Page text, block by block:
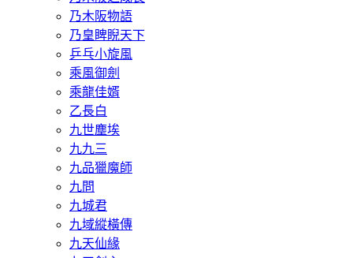
乃木阪物語
乃皇睥睨天下
乒乓小旋風
乘風御劍
乘龍佳婿
乙長白
九世塵埃
九九三
九品獵魔師
九問
九城君
九域縱橫傳
九天仙緣